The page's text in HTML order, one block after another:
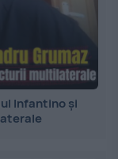
Infantino și